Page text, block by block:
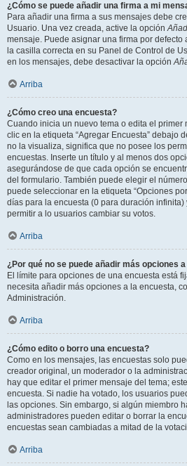
¿Cómo se puede añadir una firma a mi
Para añadir una firma a sus mensajes debe
Usuario. Una vez creada, active la opción
mensaje. Puede asignar una firma por defecto
la casilla correcta en su Panel de Control de
en los mensajes, debe desactivar la opción
Arriba
¿Cómo creo una encuesta?
Cuando inicia un nuevo tema o edita el primer
clic en la etiqueta “Agregar Encuesta” debajo
no la visualiza, significa que no posee los
encuestas. Inserte un título y al menos dos
asegurándose de que cada opción se
del formulario. También puede elegir el
puede seleccionar en la etiqueta “Opciones
días para la encuesta (0 para duración
permitir a lo usuarios cambiar su votos.
Arriba
¿Por qué no se puede añadir más opciones
El límite para opciones de una encuesta está
necesita añadir más opciones a la encuesta,
Administración.
Arriba
¿Cómo edito o borro una encuesta?
Como en los mensajes, las encuestas solo
creador original, un moderador o la
hay que editar el primer mensaje del tema;
encuesta. Si nadie ha votado, los usuarios
las opciones. Sin embargo, si algún miembro
administradores pueden editar o borrar la
encuestas sean cambiadas a mitad de la
Arriba